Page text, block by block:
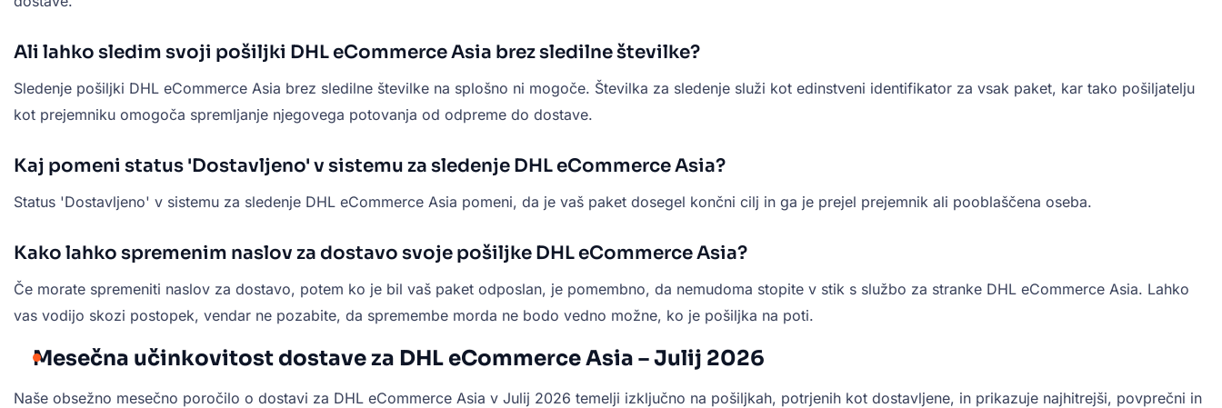
Ali lahko sledim svoji pošiljki DHL eCommerce Asia brez sledilne številke?
Sledenje pošiljki DHL eCommerce Asia brez sledilne številke na splošno ni mogoče. Številka za sledenje služi kot edinstveni identifikator za vsak paket, kar tako pošiljatelju
kot prejemniku omogoča spremljanje njegovega potovanja od odpreme do dostave.
Kaj pomeni status 'Dostavljeno' v sistemu za sledenje DHL eCommerce Asia?
Status 'Dostavljeno' v sistemu za sledenje DHL eCommerce Asia pomeni, da je vaš paket dosegel končni cilj in ga je prejel prejemnik ali pooblaščena oseba.
Kako lahko spremenim naslov za dostavo svoje pošiljke DHL eCommerce Asia?
Če morate spremeniti naslov za dostavo, potem ko je bil vaš paket odposlan, je pomembno, da nemudoma stopite v stik s službo za stranke DHL eCommerce Asia. Lahko
vas vodijo skozi postopek, vendar ne pozabite, da spremembe morda ne bodo vedno možne, ko je pošiljka na poti.
Mesečna učinkovitost dostave za DHL eCommerce Asia – Julij 2026
Naše obsežno mesečno poročilo o dostavi za DHL eCommerce Asia v Julij 2026 temelji izključno na pošiljkah, potrjenih kot dostavljene, in prikazuje najhitrejši, povprečni in